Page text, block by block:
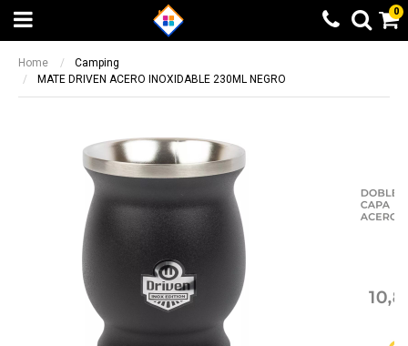
0
Home
Camping
MATE DRIVEN ACERO INOXIDABLE 230ML NEGRO
Otras formas de pago
Todas las opciones de pago a través de
Mercado Pago
Elegí otra opción
Otras formas de pago
Todas las opciones de pago a través de
Mercado Pago
Beneficio Santander
6 cuotas sin interés + 10% de
reintegro sin tope. 9 y 12 cuotas sin
interés en productos seleccionados
Beneficio valido entre el 08/05/2023 y el
14/05/2023
Beneficio ICBC
9 cuotas sin interés en producto
BUSCAR
Calculando...espere